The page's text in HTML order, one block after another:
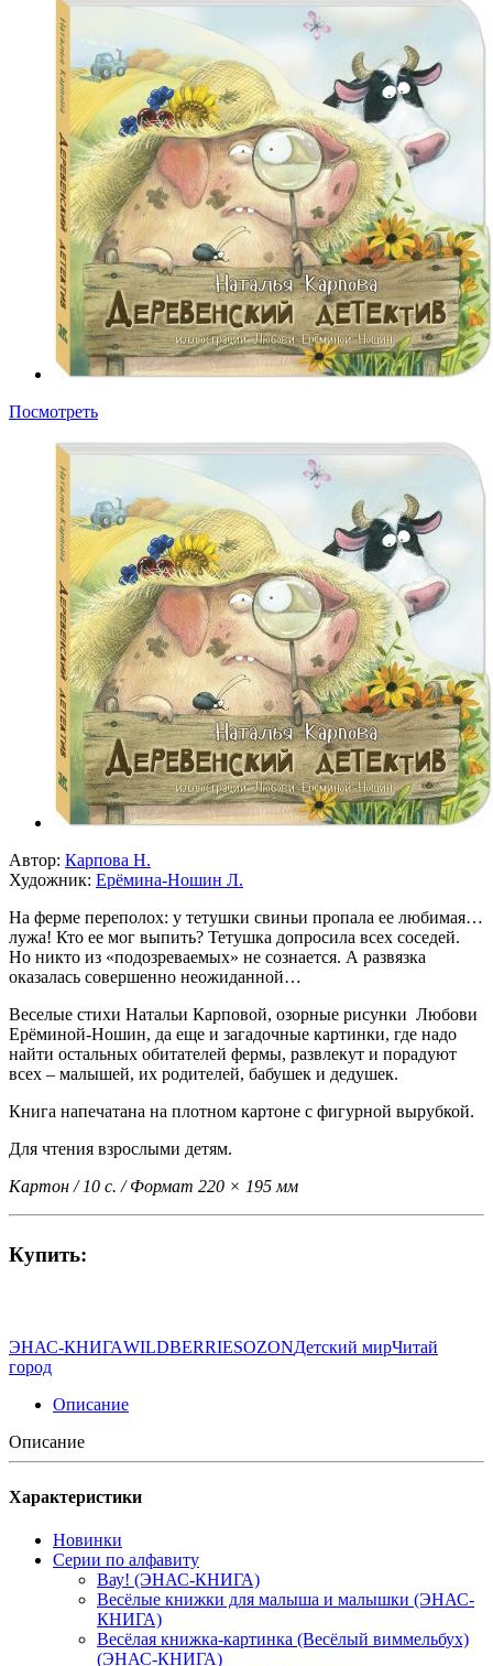
Посмотреть
Автор: Карпова Н.
Художник: Ерёмина-Ношин Л.
На ферме переполох: у тетушки свиньи пропала ее любимая…
лужа! Кто ее мог выпить? Тетушка допросила всех соседей.
Но никто из «подозреваемых» не сознается. А развязка
оказалась совершенно неожиданной…
Веселые стихи Натальи Карповой, озорные рисунки Любови
Ерёминой-Ношин, да еще и загадочные картинки, где надо
найти остальных обитателей фермы, развлекут и порадуют
всех – малышей, их родителей, бабушек и дедушек.
Книга напечатана на плотном картоне с фигурной вырубкой.
Для чтения взрослыми детям.
Картон / 10 с. / Формат 220 × 195 мм
Купить:
ЭНАС-КНИГАWILDBERRIESOZONДетский мирЧитай
город
Описание
Описание
Характеристики
Новинки
Серии по алфавиту
Вау! (ЭНАС-КНИГА)
Весёлые книжки для малыша и малышки (ЭНАС-
КНИГА)
Весёлая книжка-картинка (Весёлый виммельбух)
(ЭНАС-КНИГА)